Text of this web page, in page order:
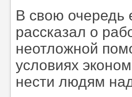
В свою очередь
рассказал о
неотложной
условиях
нести людям